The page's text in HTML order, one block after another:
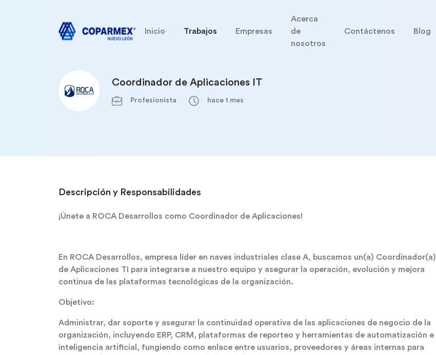
Inicio Trabajos Empresas
Acerca
de
nosotros
Contáctenos Blog
Coordinador de Aplicaciones IT
Profesionista hace 1 mes
Descripción y Responsabilidades
¡Únete a ROCA Desarrollos como Coordinador de Aplicaciones!
En ROCA Desarrollos, empresa líder en naves industriales clase A, buscamos un(a) Coordinador(a)
de Aplicaciones TI para integrarse a nuestro equipo y asegurar la operación, evolución y mejora
continua de las plataformas tecnológicas de la organización.
Objetivo:
Administrar, dar soporte y asegurar la continuidad operativa de las aplicaciones de negocio de la
organización, incluyendo ERP, CRM, plataformas de reporteo y herramientas de automatización e
inteligencia artificial, fungiendo como enlace entre usuarios, proveedores y áreas internas para